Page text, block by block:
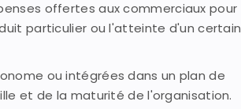
offertes aux commerciaux pour
particulier ou l'atteinte d'un certain
ou intégrées dans un plan de
et de la maturité de l'organisation.